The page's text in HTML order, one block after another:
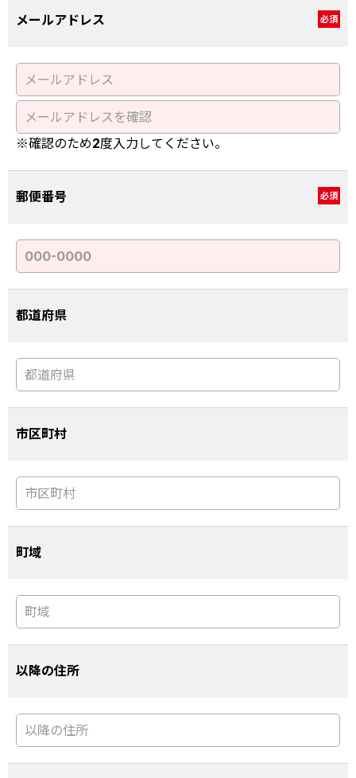
メールアドレス 必須
※確認のため2度入力してください。
郵便番号 必須
都道府県
市区町村
町域
以降の住所